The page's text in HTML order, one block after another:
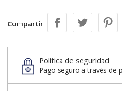
Compartir
Política de seguridad
Pago seguro a través de